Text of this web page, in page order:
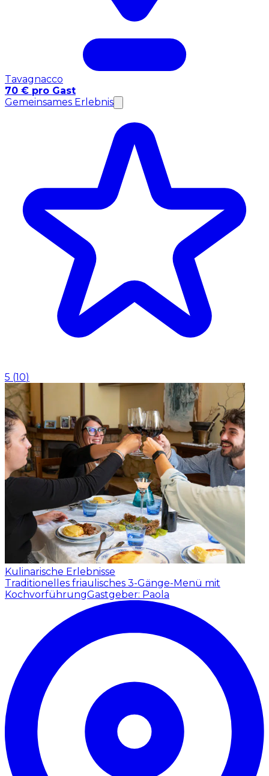
Tavagnacco
70 € pro Gast
Gemeinsames Erlebnis
5 (10)
Kulinarische Erlebnisse
Traditionelles friaulisches 3-Gänge-Menü mit
KochvorführungGastgeber: Paola